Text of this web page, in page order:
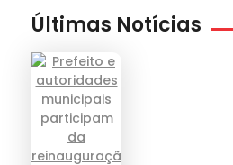
Últimas Notícias